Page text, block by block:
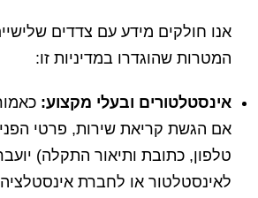
אנו חולקים מידע עם צדדים
המטרות שהוגדרו במדיניות זו:
אינסטלטורים ובעלי מקצוע:
אם הגשת קריאת שירות, פרטי
טלפון, כתובת ותיאור התקלה)
לאינסטלטור או לחברת אינסטלציה